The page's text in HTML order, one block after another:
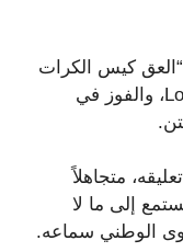
كيس الكرات
الخاص بي”، مع تقدم فريق Longhorns، والفوز في
متجاهلاً
إلى ما لا
الوطني سماعه.